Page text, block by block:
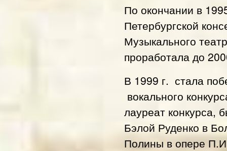
По окончании в
Петербургской
Музыкального
проработала до
В 1999 г. стала
вокального
лауреат конкурса,
Бэлой Руденко в
Полины в опере